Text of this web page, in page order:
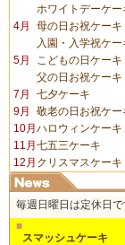
ホワイトデーケー
4月
母の日お祝ケーキ
入園・入学祝ケー
5月
こどもの日ケーキ
父の日お祝ケーキ
7月
七夕ケーキ
9月
敬老の日お祝ケー
10月 ハロウィンケーキ
11月 七五三ケーキ
12月 クリスマスケーキ
毎週日曜日は定休日で
■
スマッシュケーキ